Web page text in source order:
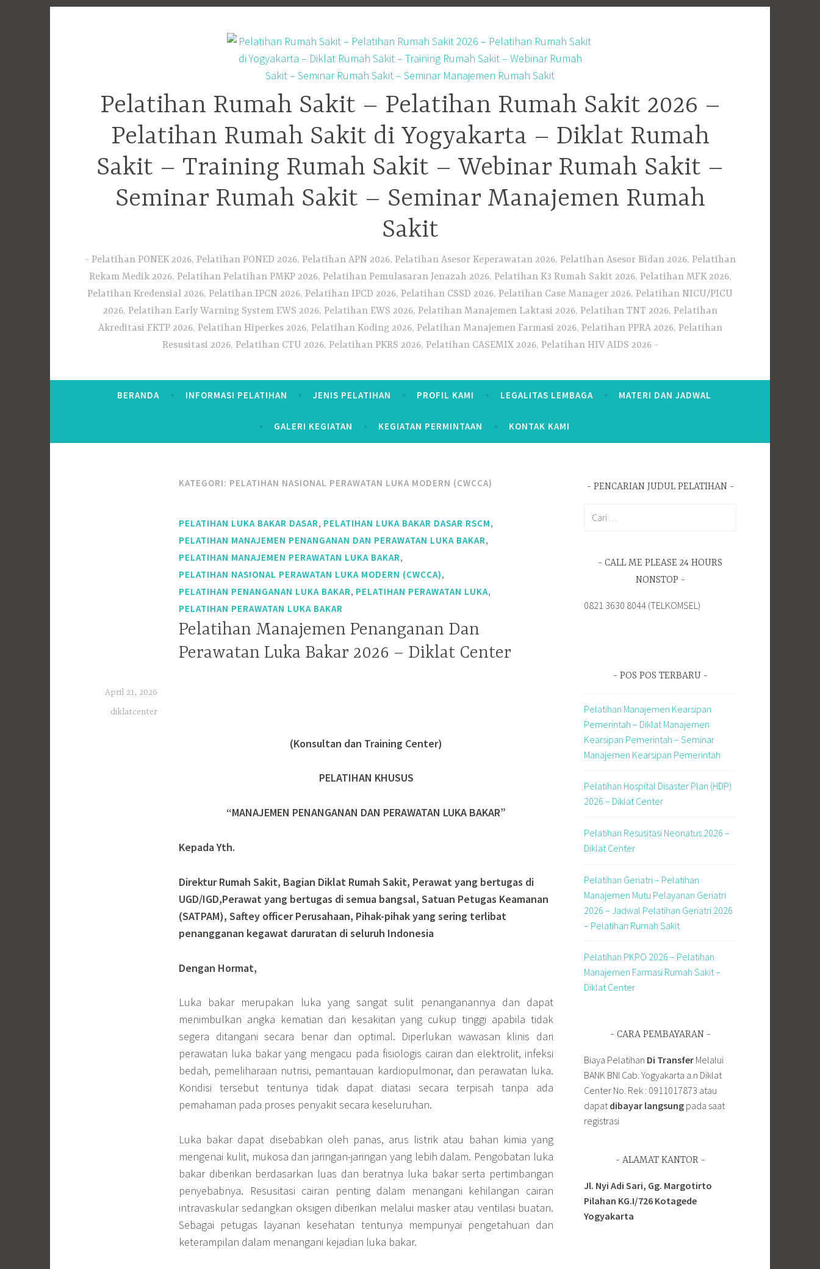
Skip
Pelatihan Rumah Sakit – Pelatihan Rumah Sakit 2026 –
Pelatihan Rumah Sakit di Yogyakarta – Diklat Rumah
Sakit – Training Rumah Sakit – Webinar Rumah Sakit –
Seminar Rumah Sakit – Seminar Manajemen Rumah
Sakit
Pelatihan PONEK 2026, Pelatihan PONED 2026, Pelatihan APN 2026, Pelatihan Asesor Keperawatan 2026, Pelatihan Asesor Bidan 2026, Pelatihan
Rekam Medik 2026, Pelatihan Pelatihan PMKP 2026, Pelatihan Pemulasaran Jenazah 2026, Pelatihan K3 Rumah Sakit 2026, Pelatihan MFK 2026,
Pelatihan Kredensial 2026, Pelatihan IPCN 2026, Pelatihan IPCD 2026, Pelatihan CSSD 2026, Pelatihan Case Manager 2026, Pelatihan NICU/PICU
2026, Pelatihan Early Warning System EWS 2026, Pelatihan EWS 2026, Pelatihan Manajemen Laktasi 2026, Pelatihan TNT 2026, Pelatihan
Akreditasi FKTP 2026, Pelatihan Hiperkes 2026, Pelatihan Koding 2026, Pelatihan Manajemen Farmasi 2026, Pelatihan PPRA 2026, Pelatihan
Resusitasi 2026, Pelatihan CTU 2026, Pelatihan PKRS 2026, Pelatihan CASEMIX 2026, Pelatihan HIV AIDS 2026
BERANDA INFORMASI PELATIHAN JENIS PELATIHAN PROFIL KAMI LEGALITAS LEMBAGA MATERI DAN JADWAL
GALERI KEGIATAN KEGIATAN PERMINTAAN KONTAK KAMI
KATEGORI: PELATIHAN NASIONAL PERAWATAN LUKA MODERN (CWCCA)
PELATIHAN LUKA BAKAR DASAR, PELATIHAN LUKA BAKAR DASAR RSCM,
PELATIHAN MANAJEMEN PENANGANAN DAN PERAWATAN LUKA BAKAR,
PELATIHAN MANAJEMEN PERAWATAN LUKA BAKAR,
PELATIHAN NASIONAL PERAWATAN LUKA MODERN (CWCCA),
PELATIHAN PENANGANAN LUKA BAKAR, PELATIHAN PERAWATAN LUKA,
PELATIHAN PERAWATAN LUKA BAKAR
Pelatihan Manajemen Penanganan Dan
Perawatan Luka Bakar 2026 – Diklat Center
April 21, 2026
diklatcenter
(Konsultan dan Training Center)
PELATIHAN KHUSUS
“MANAJEMEN PENANGANAN DAN PERAWATAN LUKA BAKAR”
Kepada Yth.
Direktur Rumah Sakit, Bagian Diklat Rumah Sakit, Perawat yang bertugas di
UGD/IGD,Perawat yang bertugas di semua bangsal, Satuan Petugas Keamanan
(SATPAM), Saftey officer Perusahaan, Pihak-pihak yang sering terlibat
penangganan kegawat daruratan di seluruh Indonesia
Dengan Hormat,
Luka bakar merupakan luka yang sangat sulit penanganannya dan dapat
menimbulkan angka kematian dan kesakitan yang cukup tinggi apabila tidak
segera ditangani secara benar dan optimal. Diperlukan wawasan klinis dari
perawatan luka bakar yang mengacu pada fisiologis cairan dan elektrolit, infeksi
bedah, pemeliharaan nutrisi, pemantauan kardiopulmonar, dan perawatan luka.
Kondisi tersebut tentunya tidak dapat diatasi secara terpisah tanpa ada
pemahaman pada proses penyakit secara keseluruhan.
Luka bakar dapat disebabkan oleh panas, arus listrik atau bahan kimia yang
mengenai kulit, mukosa dan jaringan-jaringan yang lebih dalam. Pengobatan luka
bakar diberikan berdasarkan luas dan beratnya luka bakar serta pertimbangan
penyebabnya. Resusitasi cairan penting dalam menangani kehilangan cairan
intravaskular sedangkan oksigen diberikan melalui masker atau ventilasi buatan.
Sebagai petugas layanan kesehatan tentunya mempunyai pengetahuan dan
keterampilan dalam menangani kejadian luka bakar.
PENCARIAN JUDUL PELATIHAN
CALL ME PLEASE 24 HOURS
NONSTOP
0821 3630 8044 (TELKOMSEL)
POS POS TERBARU
Pelatihan Manajemen Kearsipan
Pemerintah – Diklat Manajemen
Kearsipan Pemerintah – Seminar
Manajemen Kearsipan Pemerintah
Pelatihan Hospital Disaster Plan (HDP)
2026 – Diklat Center
Pelatihan Resusitasi Neonatus 2026 –
Diklat Center
Pelatihan Geriatri – Pelatihan
Manajemen Mutu Pelayanan Geriatri
2026 – Jadwal Pelatihan Geriatri 2026
– Pelatihan Rumah Sakit
Pelatihan PKPO 2026 – Pelatihan
Manajemen Farmasi Rumah Sakit –
Diklat Center
CARA PEMBAYARAN
Biaya Pelatihan Di Transfer Melalui
BANK BNI Cab. Yogyakarta a.n Diklat
Center No. Rek : 0911017873 atau
dapat dibayar langsung pada saat
registrasi
ALAMAT KANTOR
Jl. Nyi Adi Sari, Gg. Margotirto
Pilahan KG.I/726 Kotagede
Yogyakarta